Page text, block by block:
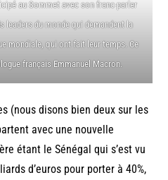
au Sommet avec son franc-parler
leaders du monde qui demandent la
mondiale, qui ont fait leur temps. Ce
français Emmanuel Macron.
(nous disons bien deux sur les
avec une nouvelle
étant le Sénégal qui s’est vu
d’euros pour porter à 40%,